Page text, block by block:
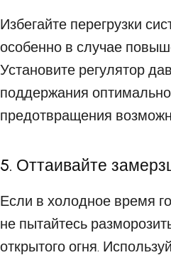
Избегайте перегрузки
особенно в случае
Установите регулятор
поддержания
предотвращения
5. Оттаивайте
Если в холодное время
не пытайтесь
открытого огня.